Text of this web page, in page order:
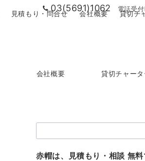
03(5691)1062 電話受
会社概要 貸切チャータ
見積もり・問合せ 会社概要 貸切チ
索：
赤帽は、見積もり・相談 無